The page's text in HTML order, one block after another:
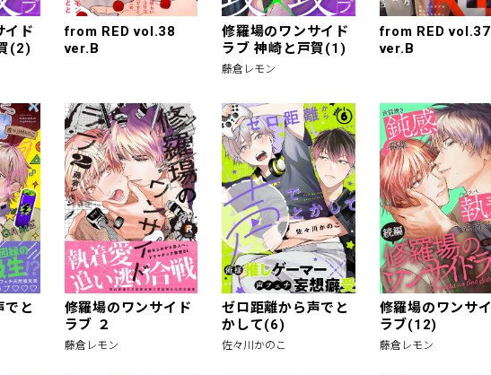
イド
(2)
from RED vol.38
ver.B
修羅場のワンサイド
ラブ 神崎と戸賀(1)
藤倉レモン
from RED vol.37
ver.B
でと
修羅場のワンサイド
ラブ ２
藤倉レモン
ゼロ距離から声でと
かして(6)
佐々川かのこ
修羅場のワンサ
ラブ(12)
藤倉レモン